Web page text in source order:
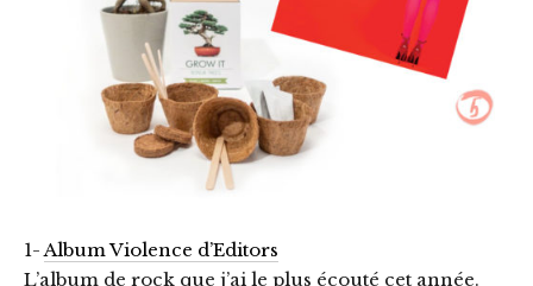
1-Album Violence d’Editors
L’album de rock que j’ai le plus écouté cet année.